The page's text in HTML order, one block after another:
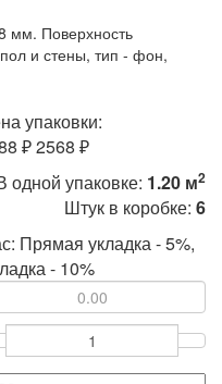
мм. Поверхность
и стены, тип - фон,
упаковки:
₽2568 ₽
одной упаковке: 1.20 м2
Штук в коробке: 6
Прямая укладка - 5%,
- 10%